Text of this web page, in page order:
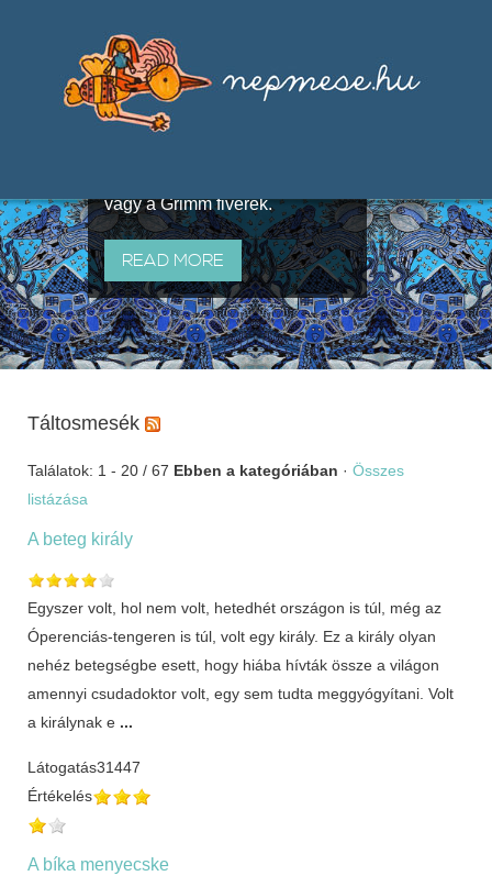
útján terjedő elbeszélésekből,
melyeket olyan ismert gyűjtők
állítottak össze, mint Benedek
vagy a Grimm fivérek.
READ MORE
Táltosmesék
Találatok: 1 - 20 / 67 Ebben a kategóriában · Összes
listázása
A beteg király
Egyszer volt, hol nem volt, hetedhét országon is túl, még az
Óperenciás-tengeren is túl, volt egy király. Ez a király olyan
nehéz betegségbe esett, hogy hiába hívták össze a világon
amennyi csudadoktor volt, egy sem tudta meggyógyítani. Volt
a királynak e ...
Látogatás31447
Értékelés
A bíka menyecske